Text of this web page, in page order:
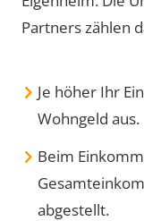
Partners zählen
Je höher Ihr
Wohngeld aus.
Beim
abgestellt.